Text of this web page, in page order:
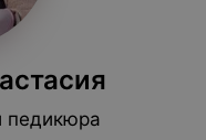
педикюра